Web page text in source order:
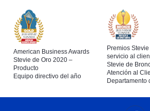
American Business Awards
Stevie de Oro 2020 –
Producto
Equipo directivo del año
Premios
servicio al
Stevie de
Atención al
Departamento